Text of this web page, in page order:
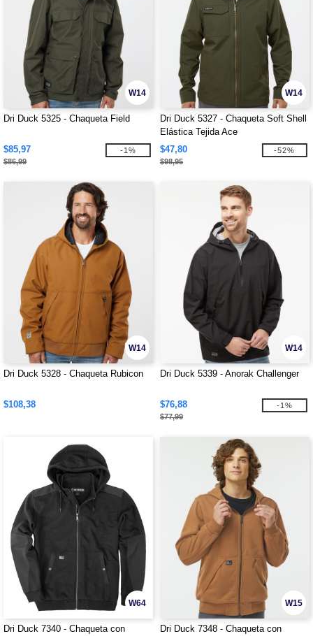
W14
Dri Duck 5325 - Chaqueta Field
$85,97
$86,99
-1%
W14
Dri Duck 5327 - Chaqueta Soft Shell
Elástica Tejida Ace
$47,80
$98,95
-52%
W14
Dri Duck 5328 - Chaqueta Rubicon
$108,38
W14
Dri Duck 5339 - Anorak Challenger
$76,88
$77,99
-1%
W64
Dri Duck 7340 - Chaqueta con
W15
Dri Duck 7348 - Chaqueta con